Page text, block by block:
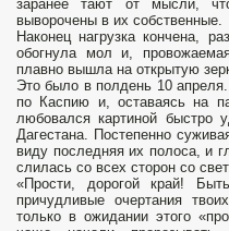
заранее тают от мысли,
выворочены в их собственные.
Наконец нагрузка кончена,
обогнула мол и,
плавно вышла на открытую
Это было в полдень 10
по Каспию и, оставаясь на
любовался картиной быстро
Дагестана. Постепенно
виду последняя их полоса, и
слилась со всех сторон со
«Прости, дорогой край!
причудливые очертания
только в ожидании этого